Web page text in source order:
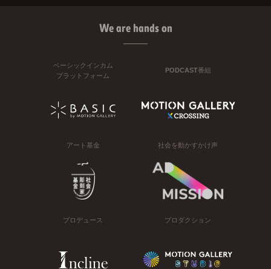
We are hands on
ベーシックインカム
プラットフォーム
PODCAST番組
アート基金 社会を動かすかけ声
プロデュース プロダクション